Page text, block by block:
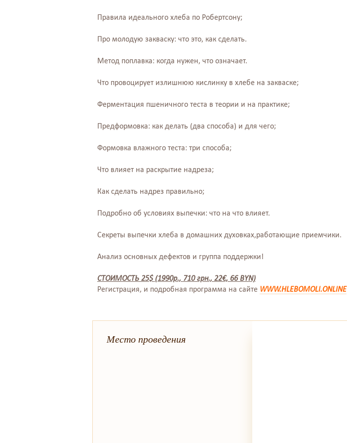
Правила идеального хлеба по Робертсону;
Про молодую закваску: что это, как сделать.
Метод поплавка: когда нужен, что означает.
Что провоцирует излишнюю кислинку в хлебе на закваске;
Ферментация пшеничного теста в теории и на практике;
Предформовка: как делать (два способа) и для чего;
Формовка влажного теста: три способа;
Что влияет на раскрытие надреза;
Как сделать надрез правильно;
Подробно об условиях выпечки: что на что влияет.
Секреты выпечки хлеба в домашних духовках,работающие приемчики.
Анализ основных дефектов и группа поддержки!
СТОИМОСТЬ 25$ (1990р., 710 грн., 22€, 66 BYN)
Регистрация, и подробная программа на сайте WWW.HLEBOMOLI.ONLINE
Место проведения